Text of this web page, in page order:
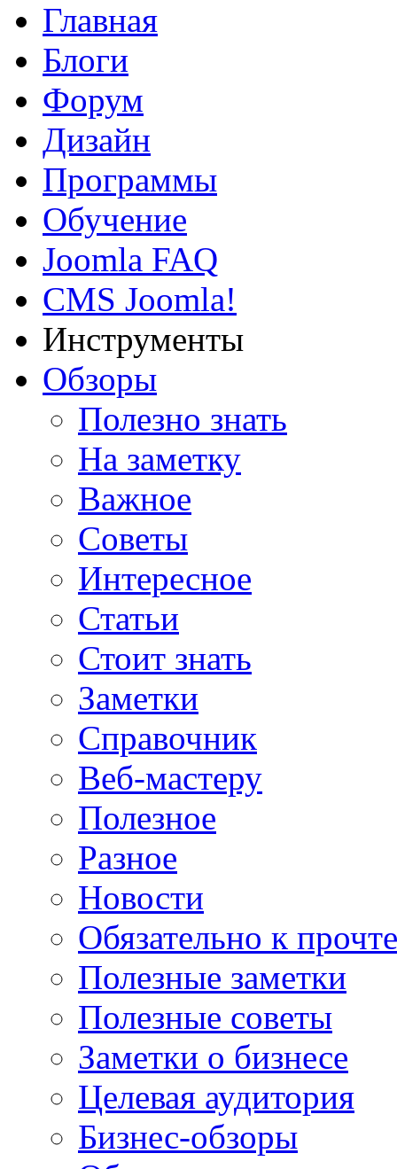
Главная
Блоги
Форум
Дизайн
Программы
Обучение
Joomla FAQ
CMS Joomla!
Инструменты
Обзоры
Полезно знать
На заметку
Важное
Советы
Интересное
Статьи
Стоит знать
Заметки
Справочник
Веб-мастеру
Полезное
Разное
Новости
Обязательно к
Полезные заметки
Полезные советы
Заметки о бизнесе
Целевая аудитория
Бизнес-обзоры